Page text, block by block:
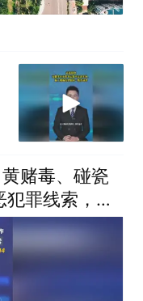
黄赌毒、碰瓷
罪线索，河
65883344